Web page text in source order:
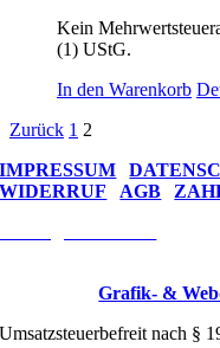
Kein
(1) UStG.
In den Warenkorb
Zurück 1 2
IMPRESSUM |
WIDERRUF
AGB
Grafik- &
Umsatzsteuerbefreit nach §